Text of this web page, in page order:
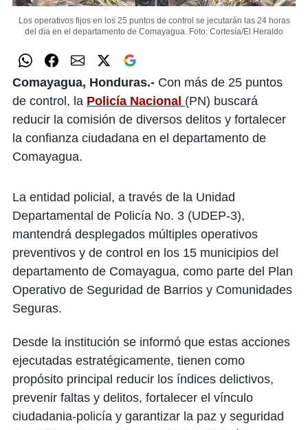
Los operativos fijos en los 25 puntos de control se jecutarán las 24 horas
del día en el departamento de Comayagua. Foto: Cortesía/El Heraldo
Comayagua, Honduras.- Con más de 25 puntos
de control, la Policía Nacional (PN) buscará
reducir la comisión de diversos delitos y fortalecer
la confianza ciudadana en el departamento de
Comayagua.
La entidad policial, a través de la Unidad
Departamental de Policía No. 3 (UDEP-3),
mantendrá desplegados múltiples operativos
preventivos y de control en los 15 municipios del
departamento de Comayagua, como parte del Plan
Operativo de Seguridad de Barrios y Comunidades
Seguras.
Desde la institución se informó que estas acciones
ejecutadas estratégicamente, tienen como
propósito principal reducir los índices delictivos,
prevenir faltas y delitos, fortalecer el vínculo
ciudadania-policía y garantizar la paz y seguridad